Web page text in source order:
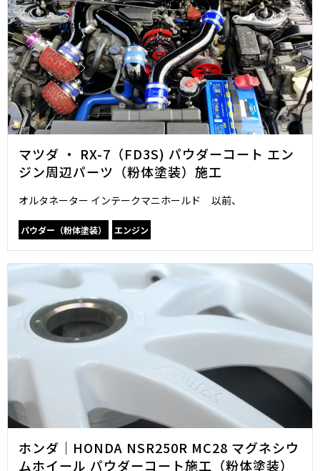
マツダ ・ RX-7（FD3S) パウダーコート エン
ジン周辺パーツ（粉体塗装）施工
オルタネーター インテークマニホールド 以前、
パウダー（粉体塗装） エンジン
ホンダ｜HONDA NSR250R MC28 マグネシウ
ムホイール パウダーコート施工（粉体塗装）